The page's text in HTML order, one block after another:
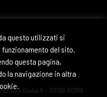
questo utilizzati si
del sito.
questa pagina,
la navigazione in altra
Villa Giulia 9 – 00196 ROMA